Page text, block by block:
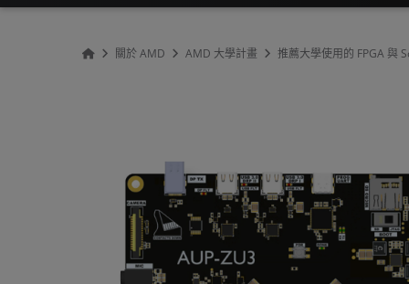
關於 AMD AMD 大學計畫 推薦大學使用的 FPGA 與